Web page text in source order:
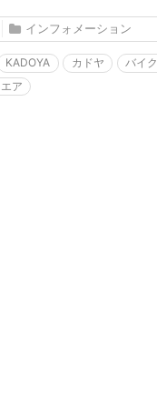
インフォメーション
KADOYA カドヤ バイク
ア